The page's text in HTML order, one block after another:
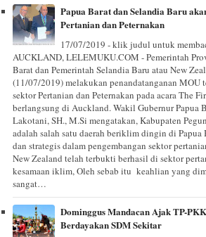
Papua Barat dan Selandia Baru
Pertanian dan Peternakan
17/07/2019 - klik judul untuk
AUCKLAND, LELEMUKU.COM - Pemerintah
Barat dan Pemerintah Selandia Baru atau New
(11/07/2019) melakukan penandatanganan MOU
sektor Pertanian dan Peternakan pada acara The
berlangsung di Auckland. Wakil Gubernur Papua
Lakotani, SH., M.Si mengatakan, Kabupaten
adalah salah satu daerah beriklim dingin di Papua
dan strategis dalam pengembangan sektor
New Zealand telah terbukti berhasil di sektor
kesamaan iklim, Oleh sebab itu keahlian yang
sangat…
Dominggus Mandacan Ajak TP-
Berdayakan SDM Sekitar